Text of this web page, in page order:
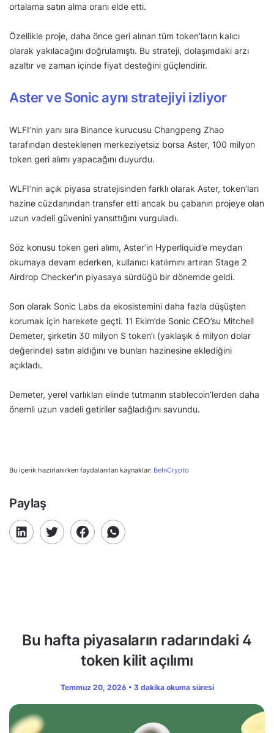
ortalama satın alma oranı elde etti.
Özellikle proje, daha önce geri alınan tüm token’ların kalıcı
olarak yakılacağını doğrulamıştı. Bu strateji, dolaşımdaki arzı
azaltır ve zaman içinde fiyat desteğini güçlendirir.
Aster ve Sonic aynı stratejiyi izliyor
WLFI’nin yanı sıra Binance kurucusu Changpeng Zhao
tarafından desteklenen merkeziyetsiz borsa Aster, 100 milyon
token geri alımı yapacağını duyurdu.
WLFI’nin açık piyasa stratejisinden farklı olarak Aster, token’ları
hazine cüzdanından transfer etti ancak bu çabanın projeye olan
uzun vadeli güvenini yansıttığını vurguladı.
Söz konusu token geri alımı, Aster’in Hyperliquid’e meydan
okumaya devam ederken, kullanıcı katılımını artıran Stage 2
Airdrop Checker’ın piyasaya sürdüğü bir dönemde geldi.
Son olarak Sonic Labs da ekosistemini daha fazla düşüşten
korumak için harekete geçti. 11 Ekim’de Sonic CEO’su Mitchell
Demeter, şirketin 30 milyon S token’ı (yaklaşık 6 milyon dolar
değerinde) satın aldığını ve bunları hazinesine eklediğini
açıkladı.
Demeter, yerel varlıkları elinde tutmanın stablecoin’lerden daha
önemli uzun vadeli getiriler sağladığını savundu.
Bu içerik hazırlanırken faydalanılan kaynaklar: BeInCrypto
Paylaş
Bu hafta piyasaların radarındaki 4
token kilit açılımı
Temmuz 20, 2026 • 3 dakika okuma süresi